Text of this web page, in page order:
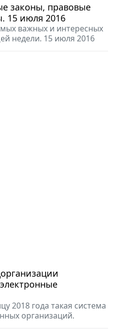
законы, правовые
15 июля 2016
важных и интересных
недели. 15 июля 2016
2018 года такая система
организаций.